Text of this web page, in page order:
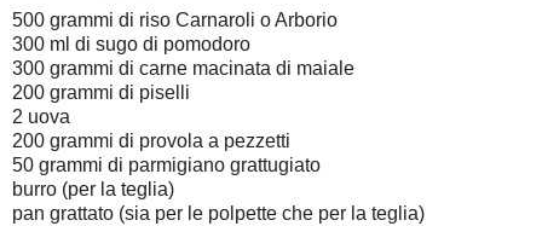
500 grammi di riso Carnaroli o Arborio
300 ml di sugo di pomodoro
300 grammi di carne macinata di maiale
200 grammi di piselli
2 uova
200 grammi di provola a pezzetti
50 grammi di parmigiano grattugiato
burro (per la teglia)
pan grattato (sia per le polpette che per la teglia)